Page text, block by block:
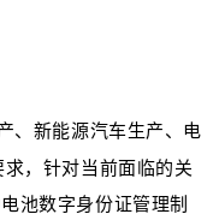
、新能源汽车生产、电
，针对当前面临的关
池数字身份证管理制